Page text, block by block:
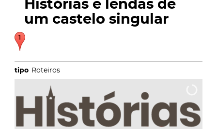
Histórias e lendas de
um castelo singular
Roteiros